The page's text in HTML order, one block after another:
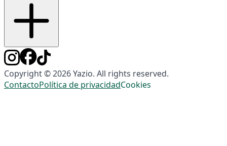
Copyright © 2026 Yazio. All rights reserved.
ContactoPolítica de privacidadCookies